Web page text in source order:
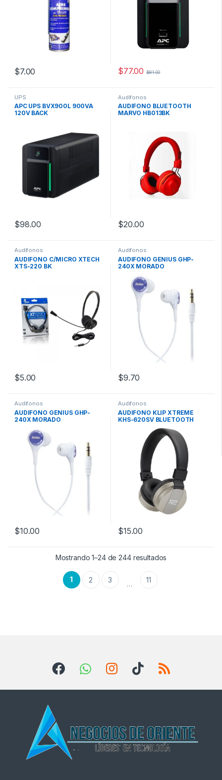
$7.00 $77.00 $81.00
UPS
APC UPS BVX900L 900VA
120V BACK
$98.00
Audifonos
AUDIFONO BLUETOOTH
MARVO HB013BK
$20.00
Audifonos
AUDIFONO C/MICRO XTECH
XTS-220 BK
$5.00
Audifonos
AUDIFONO GENIUS GHP-
240X MORADO
$9.70
Audifonos
AUDIFONO GENIUS GHP-
240X MORADO
$10.00
Audifonos
AUDIFONO KLIP XTREME
KHS-620SV BLUETOOTH
$15.00
Mostrando 1–24 de 244 resultados
1 2 3 … 11